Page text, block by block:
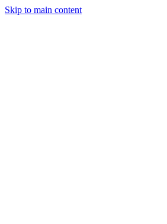
Skip to main content